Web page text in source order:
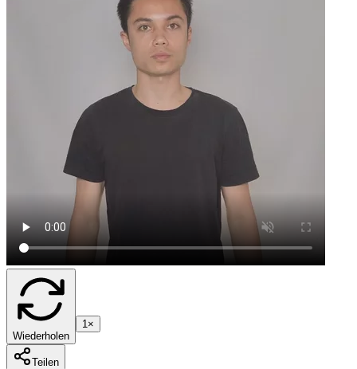
Wiederholen
1×
Teilen